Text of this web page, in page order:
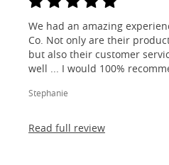
We had an amazing
Co. Not only are their
but also their customer
well ... I would 100%
Stephanie
Read full review